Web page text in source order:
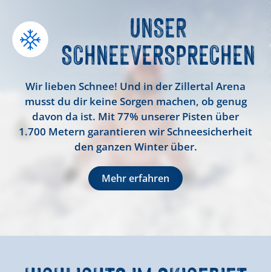
UNSER
SCHNEEVERSPRECHEN
Wir lieben Schnee! Und in der Zillertal Arena
musst du dir keine Sorgen machen, ob genug
davon da ist. Mit 77% unserer Pisten über
1.700 Metern garantieren wir Schneesicherheit
den ganzen Winter über.
Mehr erfahren